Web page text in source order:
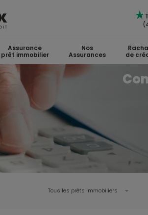
Assurance
prêt immobilier
Nos
Assurances
de
Tous les prêts immobiliers